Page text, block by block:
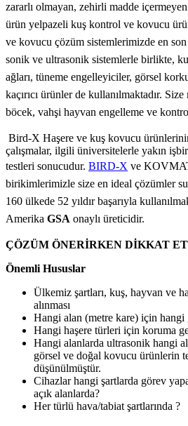
zararlı olmayan, zehirli madde
ürün yelpazeli kuş kontrol ve kovucu
ve kovucu çözüm sistemlerimizde en
sonik ve ultrasonik sistemlerle birlikte,
ağları, tüneme engelleyiciler, görsel
kaçırıcı ürünler de kullanılmaktadır.
böcek, vahşi hayvan engelleme ve
Bird-X Haşere ve kuş kovucu
çalışmalar, ilgili üniversitelerle yakın
testleri sonucudur. BIRD-X ve
birikimlerimizle size en ideal çözümler
160 ülkede 52 yıldır başarıyla
Amerika GSA onaylı üreticidir.
ÇÖZÜM ÖNERİRKEN DİKKAT
Önemli Hususlar
Ülkemiz şartları, kuş, hayvan ve
alınması
Hangi alan (metre kare) için hangi
Hangi haşere türleri için koruma
Hangi alanlarda ultrasonik hangi
görsel ve doğal kovucu ürünlerin
düşünülmüştür.
Cihazlar hangi şartlarda görev
açık alanlarda?
Her türlü hava/tabiat şartlarında ?